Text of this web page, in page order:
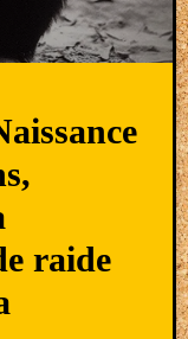
raide